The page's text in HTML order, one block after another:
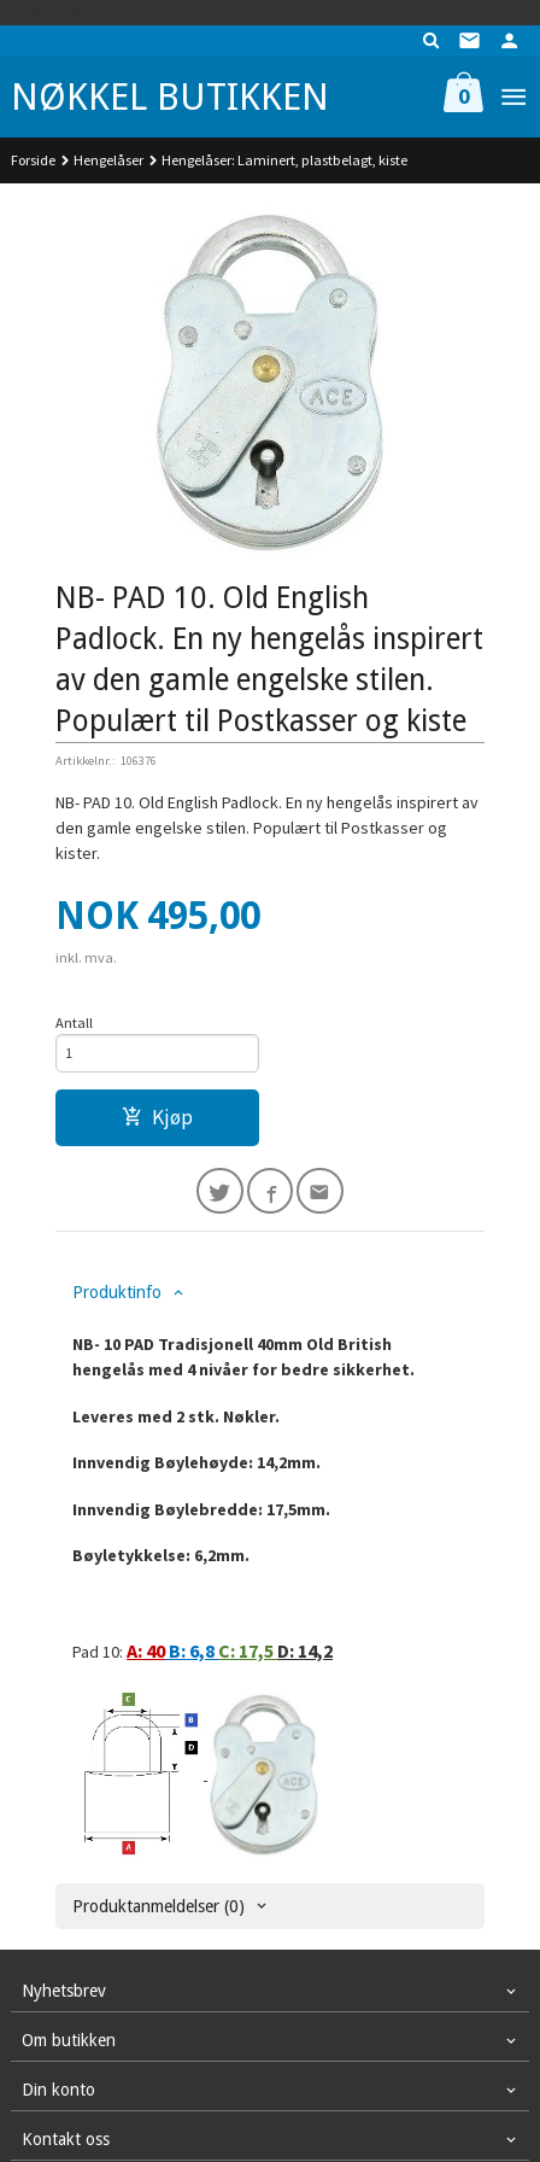
NØKKEL BUTIKKEN 0
Forside Hengelåser Hengelåser: Laminert, plastbelagt, kiste
NB- PAD 10. Old English
Padlock. En ny hengelås inspirert
av den gamle engelske stilen.
Populært til Postkasser og kiste
Artikkelnr.: 106376
NB- PAD 10. Old English Padlock. En ny hengelås inspirert av
den gamle engelske stilen. Populært til Postkasser og
kister.
Pris
NOK 495,00
inkl. mva.
Antall
Kjøp
Produktinfo
NB- 10 PAD Tradisjonell 40mm Old British
hengelås med 4 nivåer for bedre sikkerhet.
Leveres med 2 stk. Nøkler.
Innvendig Bøylehøyde: 14,2mm.
Innvendig Bøylebredde: 17,5mm.
Bøyletykkelse: 6,2mm.
Pad 10:A: 40B: 6,8 C: 17,5 D: 14,2
Produktanmeldelser (0)
Nyhetsbrev
Om butikken
Din konto
Kontakt oss